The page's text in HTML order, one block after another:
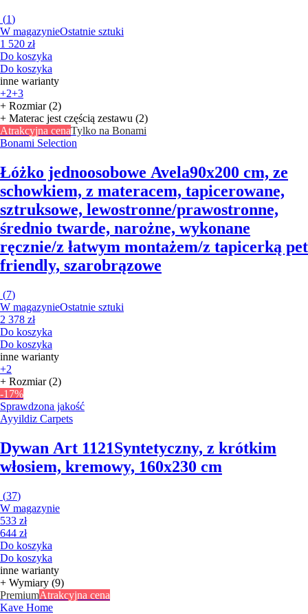
(1)
W magazynieOstatnie sztuki
1 520 zł
Do koszyka
Do koszyka
inne warianty
+2+3
+ Rozmiar (2)
+ Materac jest częścią zestawu (2)
Atrakcyjna cenaTylko na Bonami
Bonami Selection
Łóżko jednoosobowe Avela90x200 cm, ze
schowkiem, z materacem, tapicerowane,
sztruksowe, lewostronne/prawostronne,
średnio twarde, narożne, wykonane
ręcznie/z łatwym montażem/z tapicerką pet
friendly, szarobrązowe
(7)
W magazynieOstatnie sztuki
2 378 zł
Do koszyka
Do koszyka
inne warianty
+2
+ Rozmiar (2)
-17%
Sprawdzona jakość
Ayyildiz Carpets
Dywan Art 1121Syntetyczny, z krótkim
włosiem, kremowy, 160x230 cm
(37)
W magazynie
533 zł
644 zł
Do koszyka
Do koszyka
inne warianty
+ Wymiary (9)
PremiumAtrakcyjna cena
Kave Home